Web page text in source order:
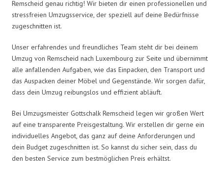
Remscheid genau richtig! Wir bieten dir einen professionellen und
stressfreien Umzugsservice, der speziell auf deine Bedürfnisse
zugeschnitten ist.
Unser erfahrendes und freundliches Team steht dir bei deinem
Umzug von Remscheid nach Luxembourg zur Seite und übernimmt
alle anfallenden Aufgaben, wie das Einpacken, den Transport und
das Auspacken deiner Möbel und Gegenstände. Wir sorgen dafür,
dass dein Umzug reibungslos und effizient abläuft.
Bei Umzugsmeister Gottschalk Remscheid legen wir großen Wert
auf eine transparente Preisgestaltung. Wir erstellen dir gerne ein
individuelles Angebot, das ganz auf deine Anforderungen und
dein Budget zugeschnitten ist. So kannst du sicher sein, dass du
den besten Service zum bestmöglichen Preis erhältst.